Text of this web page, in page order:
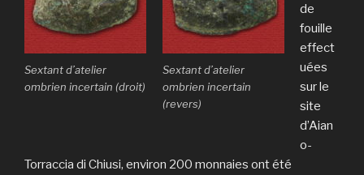
Sextant d’atelier
ombrien incertain (droit)
Sextant d’atelier
ombrien incertain
(revers)
de
fouille
effect
uées
sur le
site
d’Aian
o-
Torraccia di Chiusi, environ 200 monnaies ont été